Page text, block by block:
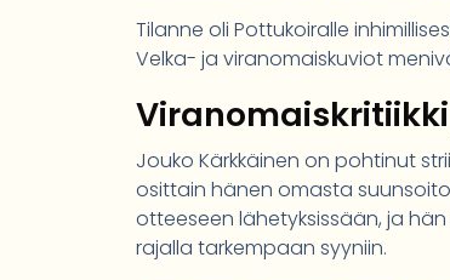
Tilanne oli Pottukoiralle
Velka- ja viranomaiskuviot
Jouko Kärkkäinen on pohtinut
osittain hänen omasta
otteeseen lähetyksissään, ja
rajalla tarkempaan syyniin.